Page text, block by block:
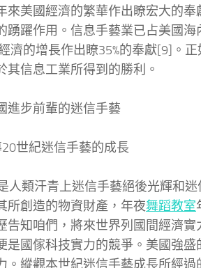
來美國經濟的繁華作出瞭宏大的
踴躍作用。信息手藝業已占美國海
濟的增長作出瞭35%的奉獻[9]。
其信息工業所得到的勝利。
步前輩的迷信手藝
世紀迷信手藝的成長
類汗青上迷信手藝絕後光輝和迷
所創造的物資財產，年夜舞蹈教室
告知咱們，將來世界列國間經濟
是國傢科技實力的競爭。美國強
。縱觀本世紀迷信手藝成長所經